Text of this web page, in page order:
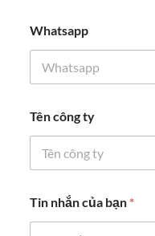
n
Q
u
c
Whatsapp
Tên công ty
Tin nhắn của bạn *